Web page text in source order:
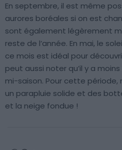
En septembre, il est même
aurores boréales si on est
sont également légèrement
reste de l’année. En mai, le
ce mois est idéal pour
peut aussi noter qu’il y a
mi-saison. Pour cette période,
un parapluie solide et des
et la neige fondue !